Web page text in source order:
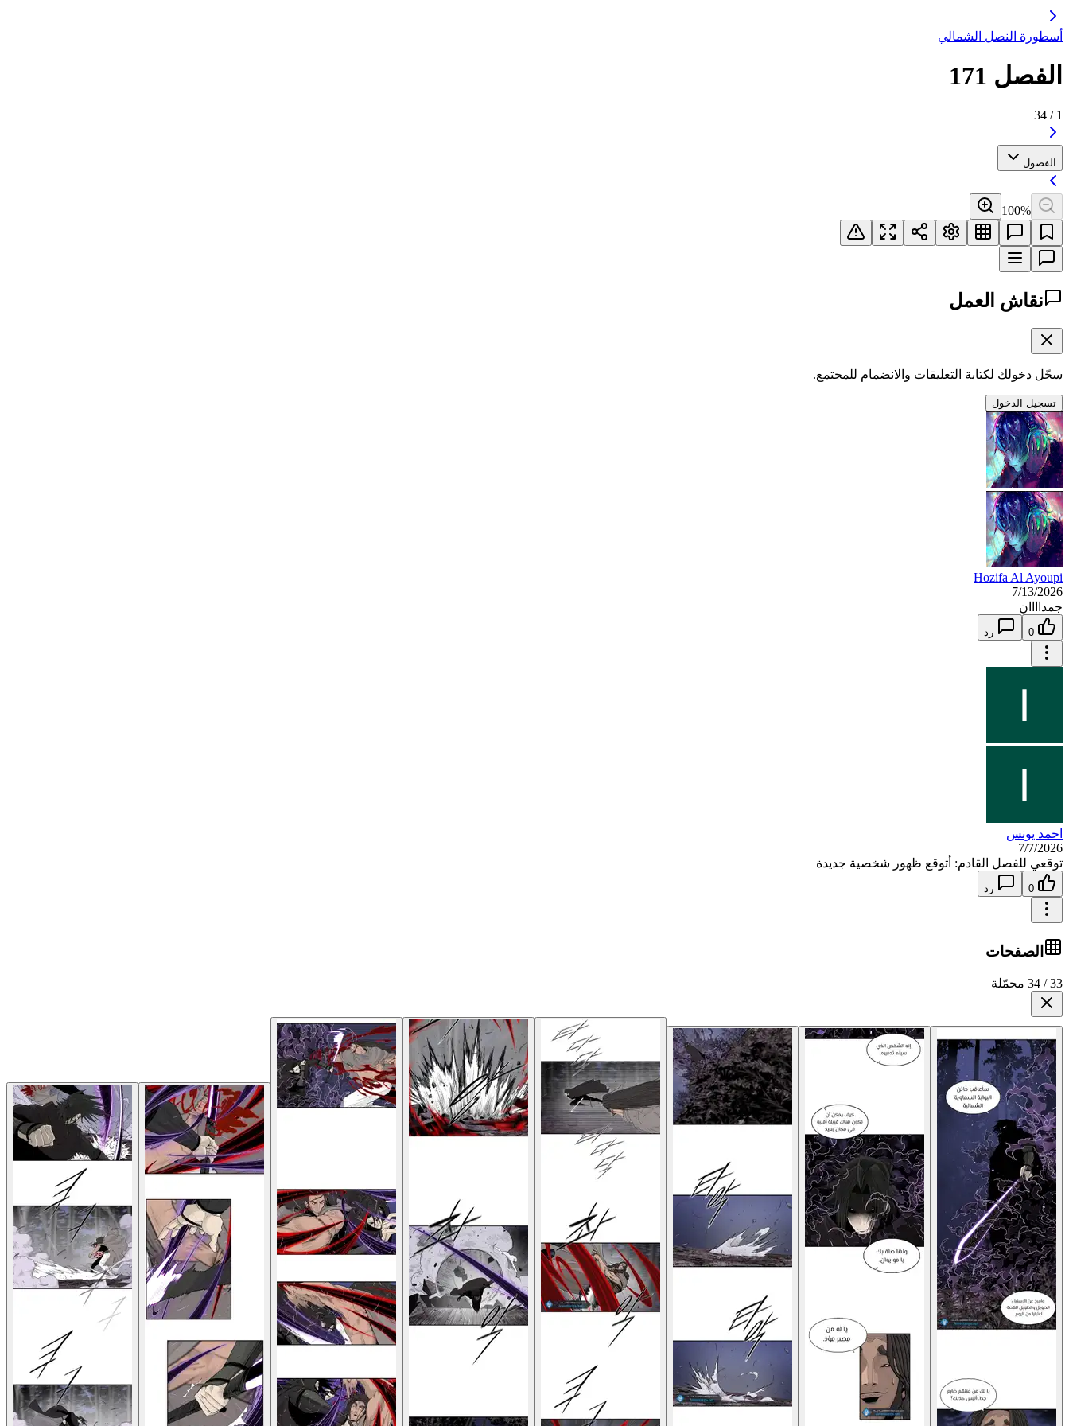
أسطورة النصل الشمالي
الفصل 171
1
/
34
الفصول
100%
نقاش العمل
سجّل دخولك لكتابة التعليقات والانضمام للمجتمع.
تسجيل الدخول
Hozifa Al Ayoupi
7/13/2026
جمداااان
0 رد
احمد يونس
7/7/2026
توقعي للفصل القادم: أتوقع ظهور شخصية جديدة
0 رد
الصفحات
33 / 34 محمّلة